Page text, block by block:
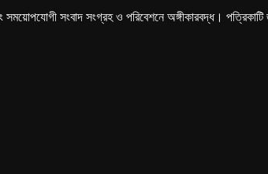
সংবাদ সংগ্রহ ও পরিবেশনে অঙ্গীকারবদ্ধ।